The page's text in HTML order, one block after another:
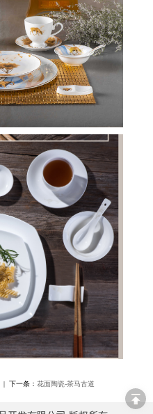
| 下一条： 花面陶瓷-茶马古道